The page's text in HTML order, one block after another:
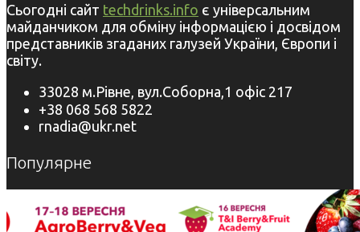
Сьогодні сайт techdrinks.info є універсальним
майданчиком для обміну інформацією і досвідом
представників згаданих галузей України, Європи і
світу.
33028 м.Рівне, вул.Соборна,1 офіс 217
+38 068 568 5822
rnadia@ukr.net
Популярне